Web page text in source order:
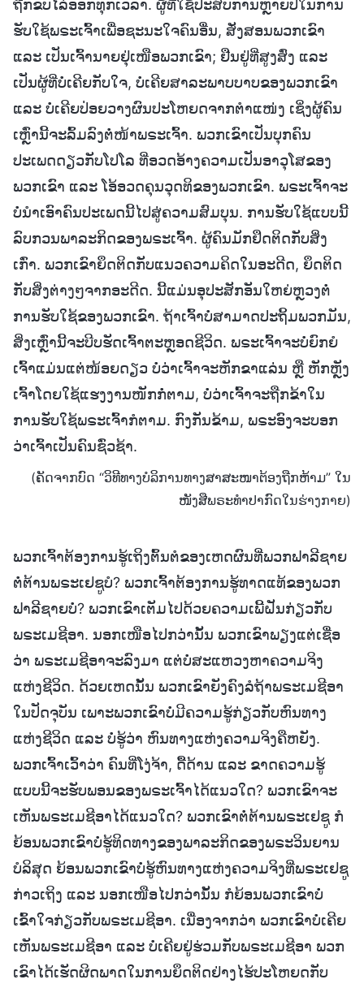
ຖືກຂັບໄລ່ອອກທຸກເວລາ. ຜູ້ທີ່ໃຊ້ປະສົບການຫຼາຍປີໃນການ
ຮັບໃຊ້ພຣະເຈົ້າເພື່ອຊະນະໃຈຄົນອື່ນ, ສັ່ງສອນພວກເຂົາ
ແລະ ເປັນເຈົ້ານາຍຢຸ່ເໜືອພວກເຂົາ; ຢືນຢູ່ທີ່ສູງສົ່ງ ແລະ
ເປັນຜູ້ທີ່ບໍ່ເຄີຍກັບໃຈ, ບໍ່ເຄີຍສາລະພາບບາບຂອງພວກເຂົາ
ແລະ ບໍ່ເຄີຍປ່ອຍວາງຜົນປະໂຫຍດຈາກຕຳແໜ່ງ ເຊິ່ງຜູ້ຄົນ
ເຫຼົ່ານີ້ຈະລົ້ມລົງຕໍ່ໜ້າພຣະເຈົ້າ. ພວກເຂົາເປັນບຸກຄົນ
ປະເພດດຽວກັບໂປໂລ ທີ່ອວດອ້າງຄວາມເປັນອາວຸໂສຂອງ
ພວກເຂົາ ແລະ ໂອ້ອວດຄຸນວຸດທິຂອງພວກເຂົາ. ພຣະເຈົ້າຈະ
ບໍ່ນໍາເອົາຄົນປະເພດນີ້ໄປສູ່ຄວາມສົມບຸນ. ການຮັບໃຊ້ແບບນີ້
ລົບກວນພາລະກິດຂອງພຣະເຈົ້າ. ຜູ້ຄົນມັກຢຶດຕິດກັບສິ່ງ
ເກົ່າ. ພວກເຂົາຍຶດຕິດກັບແນວຄວາມຄິດໃນອະດີດ, ຍຶດຕິດ
ກັບສິ່ງຕ່າງໆຈາກອະດີດ. ນີ້ແມ່ນອຸປະສັກອັນໃຫຍ່ຫຼວງຕໍ່
ການຮັບໃຊ້ຂອງພວກເຂົາ. ຖ້າເຈົ້າບໍ່ສາມາດປະຖິ້ມພວກມັນ,
ສິ່ງເຫຼົ່ານີ້ຈະບີບຮັດເຈົ້າຕະຫຼອດຊີວິດ. ພຣະເຈົ້າຈະບໍ່ຍົກຍໍ
ເຈົ້າແມ່ນແຕ່ໜ້ອຍດຽວ ບໍ່ວ່າເຈົ້າຈະຫັກຂາແລ່ນ ຫຼື ຫັກຫຼັງ
ເຈົ້າໂດຍໃຊ້ແຮງງານໜັກກໍ່ຕາມ, ບໍ່ວ່າເຈົ້າຈະຖືກຂ້າໃນ
ການຮັບໃຊ້ພຣະເຈົ້າກໍຕາມ. ກົງກັນຂ້າມ, ພຣະອົງຈະບອກ
ວ່າເຈົ້າເປັນຄົນຊົ່ວຊ້າ.
(ຄັດຈາກບົດ “ວິທີທາງບໍລິການທາງສາສະໜາຕ້ອງຖືກຫ້າມ” ໃນ
ໜັງສືພຣະທໍາປາກົດໃນຮ່າງກາຍ)
ພວກເຈົ້າຕ້ອງການຮູ້ເຖິງຕົ້ນຕໍຂອງເຫດຜົນທີ່ພວກຟາລີຊາຍ
ຕໍ່ຕ້ານພຣະເຢຊູບໍ? ພວກເຈົ້າຕ້ອງການຮູ້ທາດແທ້ຂອງພວກ
ຟາລີຊາຍບໍ່? ພວກເຂົາເຕັມໄປດ້ວຍຄວາມເພີ້ຝັນກ່ຽວກັບ
ພຣະເມຊີອາ. ນອກເໜືອໄປກວ່ານັ້ນ ພວກເຂົາພຽງແຕ່ເຊື່ອ
ວ່າ ພຣະເມຊີອາຈະລົງມາ ແຕ່ບໍ່ສະແຫວງຫາຄວາມຈິງ
ແຫ່ງຊີວິດ. ດ້ວຍເຫດນັ້ນ ພວກເຂົາຍັງຄົງລໍຖ້າພຣະເມຊີອາ
ໃນປັດຈຸບັນ ເພາະພວກເຂົາບໍ່ມີຄວາມຮູ້ກ່ຽວກັບຫົນທາງ
ແຫ່ງຊີວິດ ແລະ ບໍ່ຮູ້ວ່າ ຫົນທາງແຫ່ງຄວາມຈິງຄືຫຍັງ.
ພວກເຈົ້າເວົ້າວ່າ ຄົນທີ່ໂງ່ຈ້າ, ດື້ດ້ານ ແລະ ຂາດຄວາມຮູ້
ແບບນີ້ຈະຮັບພອນຂອງພຣະເຈົ້າໄດ້ແນວໃດ? ພວກເຂົາຈະ
ເຫັນພຣະເມຊີອາໄດ້ແນວໃດ? ພວກເຂົາຕໍ່ຕ້ານພຣະເຢຊູ ກໍ
ຍ້ອນພວກເຂົາບໍ່ຮູ້ທິດທາງຂອງພາລະກິດຂອງພຣະວິນຍານ
ບໍລິສຸດ ຍ້ອນພວກເຂົາບໍ່ຮູ້ຫົນທາງແຫ່ງຄວາມຈິງທີ່ພຣະເຢຊູ
ກ່າວເຖິງ ແລະ ນອກເໜືອໄປກວ່ານັ້ນ ກໍຍ້ອນພວກເຂົາບໍ່
ເຂົ້າໃຈກ່ຽວກັບພຣະເມຊີອາ. ເນື່ອງຈາກວ່າ ພວກເຂົາບໍ່ເຄີຍ
ເຫັນພຣະເມຊີອາ ແລະ ບໍ່ເຄີຍຢູ່ຮ່ວມກັບພຣະເມຊີອາ ພວກ
ເຂົາໄດ້ເຮັດຜິດພາດໃນການຍຶດຕິດຢ່າງໄຮ້ປະໂຫຍດກັບ